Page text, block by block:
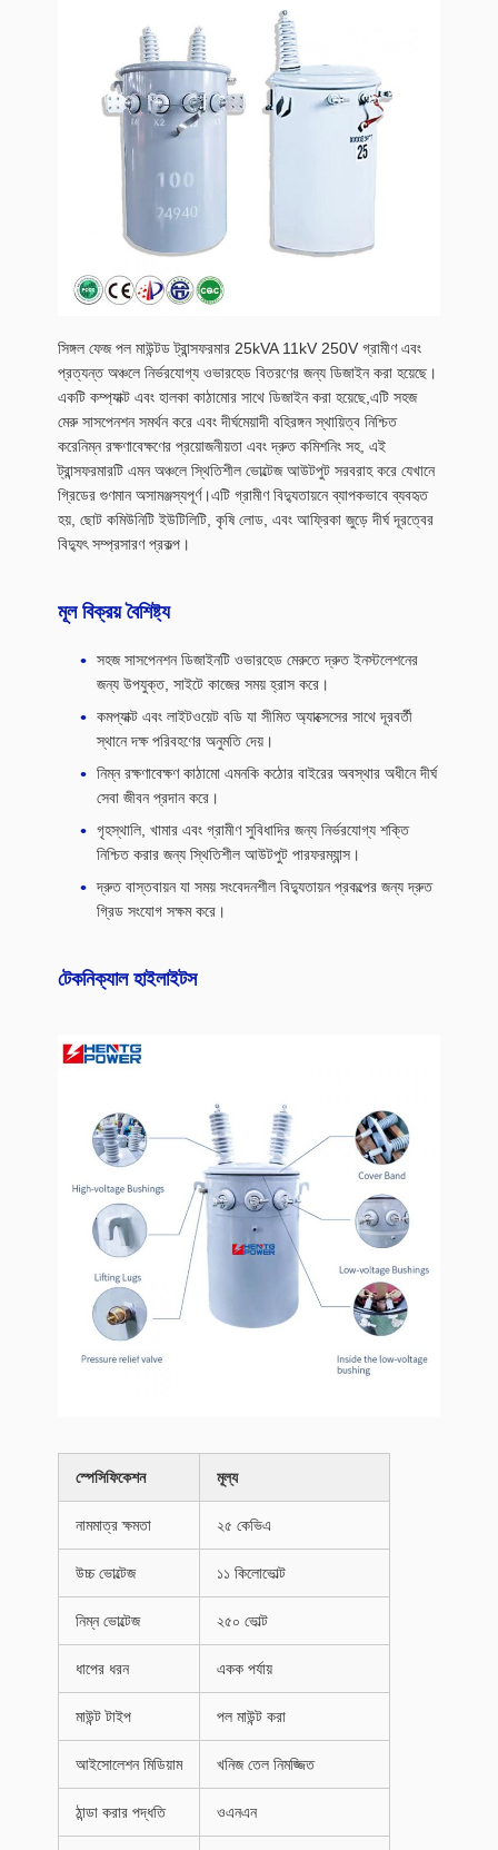
সিঙ্গল ফেজ পল মাউন্টড ট্রান্সফরমার 25kVA 11kV 250V গ্রামীণ এবং
প্রত্যন্ত অঞ্চলে নির্ভরযোগ্য ওভারহেড বিতরণের জন্য ডিজাইন করা হয়েছে।
একটি কম্প্যাক্ট এবং হালকা কাঠামোর সাথে ডিজাইন করা হয়েছে,এটি সহজ
মেরু সাসপেনশন সমর্থন করে এবং দীর্ঘমেয়াদী বহিরঙ্গন স্থায়িত্ব নিশ্চিত
করেনিম্ন রক্ষণাবেক্ষণের প্রয়োজনীয়তা এবং দ্রুত কমিশনিং সহ, এই
ট্রান্সফরমারটি এমন অঞ্চলে স্থিতিশীল ভোল্টেজ আউটপুট সরবরাহ করে যেখানে
গ্রিডের গুণমান অসামঞ্জস্যপূর্ণ।এটি গ্রামীণ বিদ্যুতায়নে ব্যাপকভাবে ব্যবহৃত
হয়, ছোট কমিউনিটি ইউটিলিটি, কৃষি লোড, এবং আফ্রিকা জুড়ে দীর্ঘ দূরত্বের
বিদ্যুৎ সম্প্রসারণ প্রকল্প।
মূল বিক্রয় বৈশিষ্ট্য
সহজ সাসপেনশন ডিজাইনটি ওভারহেড মেরুতে দ্রুত ইনস্টলেশনের
জন্য উপযুক্ত, সাইটে কাজের সময় হ্রাস করে।
কমপ্যাক্ট এবং লাইটওয়েট বডি যা সীমিত অ্যাক্সেসের সাথে দূরবর্তী
স্থানে দক্ষ পরিবহণের অনুমতি দেয়।
নিম্ন রক্ষণাবেক্ষণ কাঠামো এমনকি কঠোর বাইরের অবস্থার অধীনে দীর্ঘ
সেবা জীবন প্রদান করে।
গৃহস্থালি, খামার এবং গ্রামীণ সুবিধাদির জন্য নির্ভরযোগ্য শক্তি
নিশ্চিত করার জন্য স্থিতিশীল আউটপুট পারফরম্যান্স।
দ্রুত বাস্তবায়ন যা সময় সংবেদনশীল বিদ্যুতায়ন প্রকল্পের জন্য দ্রুত
গ্রিড সংযোগ সক্ষম করে।
টেকনিক্যাল হাইলাইটস
স্পেসিফিকেশন মূল্য
নামমাত্র ক্ষমতা ২৫ কেভিএ
উচ্চ ভোল্টেজ ১১ কিলোভোল্ট
নিম্ন ভোল্টেজ ২৫০ ভোল্ট
ধাপের ধরন একক পর্যায়
মাউন্ট টাইপ পল মাউন্ট করা
আইসোলেশন মিডিয়াম খনিজ তেল নিমজ্জিত
ঠান্ডা করার পদ্ধতি ওএনএন